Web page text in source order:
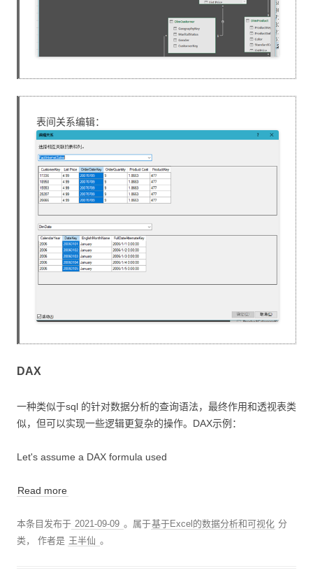
表间关系编辑：
DAX
一种类似于sql 的针对数据分析的查询语法，最终作用和透视表类
似，但可以实现一些逻辑更复杂的操作。DAX示例：
Let's assume a DAX formula used
Read more
本条目发布于 2021-09-09 。属于基于Excel的数据分析和可视化 分
类， 作者是 王半仙 。